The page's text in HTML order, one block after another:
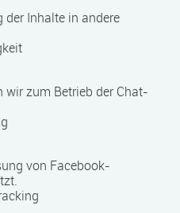
KiföG M-V)
der Inhalte in andere
wir zum Betrieb der Chat-
von Facebook-